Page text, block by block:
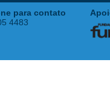
para contato
4483